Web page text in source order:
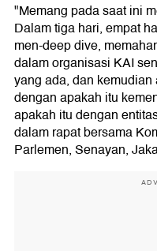
"Memang pada saat ini
Dalam tiga hari, empat
men-deep dive,
dalam organisasi KAI
yang ada, dan
dengan apakah itu
apakah itu dengan
dalam rapat bersama
Parlemen, Senayan,